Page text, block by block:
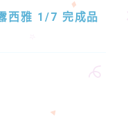
西雅 1/7 完成品